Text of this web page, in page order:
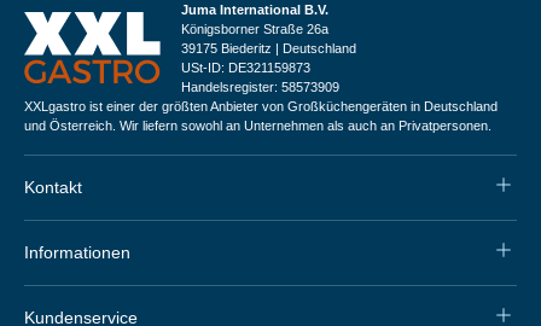
Juma International B.V.
Königsborner Straße 26a
39175 Biederitz | Deutschland
USt-ID: DE321159873
Handelsregister: 58573909
XXLgastro ist einer der größten Anbieter von Großküchengeräten in Deutschland
und Österreich. Wir liefern sowohl an Unternehmen als auch an Privatpersonen.
Kontakt
Informationen
Kundenservice